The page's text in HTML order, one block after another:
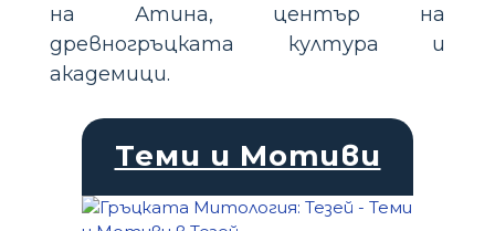
на Атина, център на
древногръцката култура и
академици.
Теми и Мотиви